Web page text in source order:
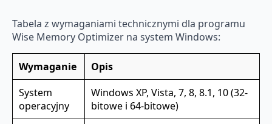
Tabela z wymaganiami technicznymi dla programu
Wise Memory Optimizer na system Windows:
Wymaganie
Opis
System
operacyjny
Windows XP, Vista, 7, 8, 8.1, 10 (32-
bitowe i 64-bitowe)